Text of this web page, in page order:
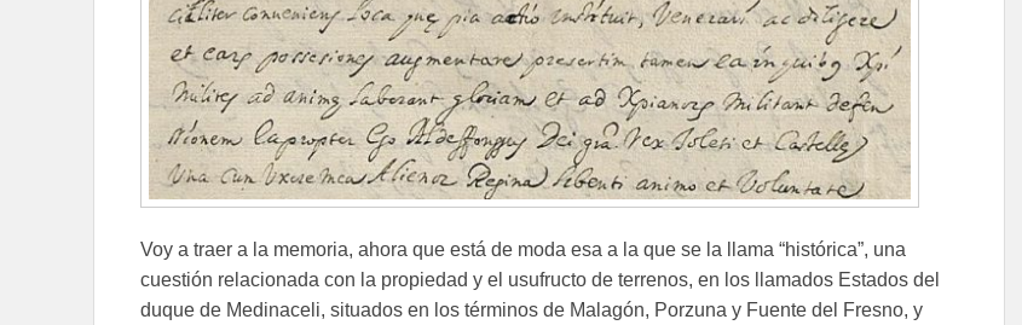
Voy a traer a la memoria, ahora que está de moda esa a la que se la llama “histórica”, una
cuestión relacionada con la propiedad y el usufructo de terrenos, en los llamados Estados del
duque de Medinaceli, situados en los términos de Malagón, Porzuna y Fuente del Fresno, y